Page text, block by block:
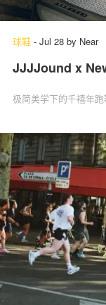
球鞋 - Jul 28 by Near
JJJJound x
极简美学下的千禧年跑